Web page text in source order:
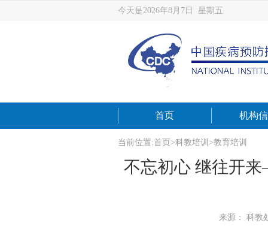
今天是2026年8月7日 星期五
首页 机构
当前位置:首页 >科教培训 >教育培训
不忘初心 继往开
来源： 科教